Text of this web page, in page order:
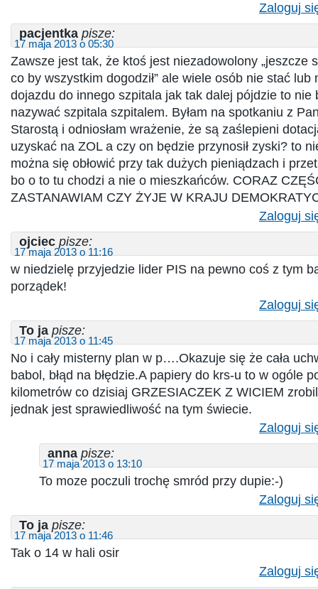
Zaloguj
pacjentka pisze:
17 maja 2013 o 05:30
Zawsze jest tak, że ktoś jest niezadowolony „jeszcze
co by wszystkim dogodził” ale wiele osób nie stać lub
dojazdu do innego szpitala jak tak dalej pójdzie to nie
nazywać szpitala szpitalem. Byłam na spotkaniu z
Starostą i odniosłam wrażenie, że są zaślepieni
uzyskać na ZOL a czy on będzie przynosił zyski? to
można się obłowić przy tak dużych pieniądzach i
bo o to tu chodzi a nie o mieszkańców. CORAZ
ZASTANAWIAM CZY ŻYJE W KRAJU
Zaloguj
ojciec pisze:
17 maja 2013 o 11:16
w niedzielę przyjedzie lider PIS na pewno coś z tym
porządek!
Zaloguj
To ja pisze:
17 maja 2013 o 11:45
No i cały misterny plan w p….Okazuje się że cała
babol, błąd na błędzie.A papiery do krs-u to w ogóle
kilometrów co dzisiaj GRZESIACZEK Z WICIEM
jednak jest sprawiedliwość na tym świecie.
Zaloguj
anna pisze:
17 maja 2013 o 13:10
To moze poczuli trochę smród przy dupie:-)
Zaloguj
To ja pisze:
17 maja 2013 o 11:46
Tak o 14 w hali osir
Zaloguj